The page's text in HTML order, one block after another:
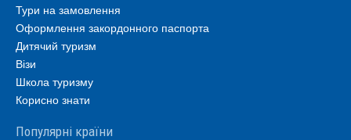
Тури на замовлення
Оформлення закордонного паспорта
Дитячий туризм
Візи
Школа туризму
Корисно знати
Популярні країни